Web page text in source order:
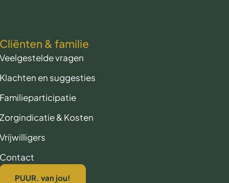
& familie
vragen
en suggesties
& Kosten
PUUR. van jou!